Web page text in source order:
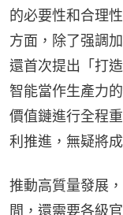
的必要性和合理
方面，除了强調
還首次提出「打
智能當作生產力
價值鏈進行全程
利推進，無疑將
推動高質量發展
間，還需要各級